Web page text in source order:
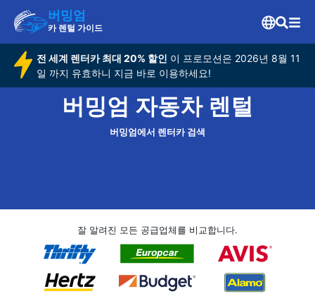
버밍엄
카 렌털 가이드
전 세계 렌터카 최대 20% 할인 이 프로모션은 2026년 8월 11
일 까지 유효하니 지금 바로 이용하세요!
버밍엄 자동차 렌털
버밍엄에서 렌터카 검색
잘 알려진 모든 공급업체를 비교합니다.